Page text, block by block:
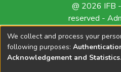
@ 2026 IFB
reserved -
We collect and process your
following purposes:
Acknowledgement and Statistics.